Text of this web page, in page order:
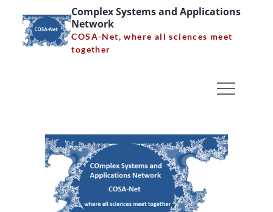
content
Complex Systems and Applications
Network
COSA-Net, where all sciences meet
together
Δρακόπουλου- Seminar
Home
Uncategorized
Σεμινάριο Β. Δρακόπουλου- Seminar V. Drakopoulos